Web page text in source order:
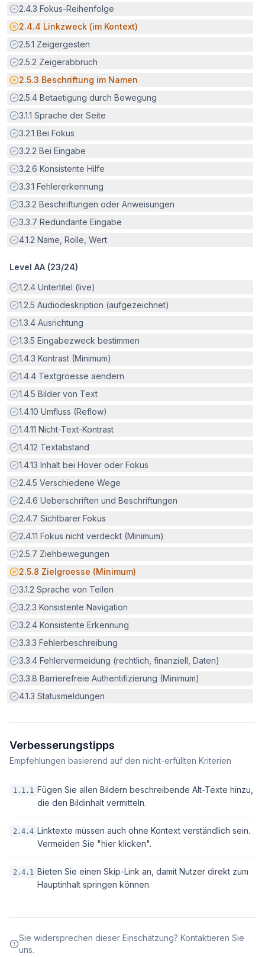
Erfüllt:
2.4.3 Fokus-Reihenfolge
Potenzielle Barriere:
2.4.4 Linkzweck (im Kontext)
Erfüllt:
2.5.1 Zeigergesten
Erfüllt:
2.5.2 Zeigerabbruch
Potenzielle Barriere:
2.5.3 Beschriftung im Namen
Erfüllt:
2.5.4 Betaetigung durch Bewegung
Erfüllt:
3.1.1 Sprache der Seite
Erfüllt:
3.2.1 Bei Fokus
Erfüllt:
3.2.2 Bei Eingabe
Erfüllt:
3.2.6 Konsistente Hilfe
Erfüllt:
3.3.1 Fehlererkennung
Erfüllt:
3.3.2 Beschriftungen oder Anweisungen
Erfüllt:
3.3.7 Redundante Eingabe
Erfüllt:
4.1.2 Name, Rolle, Wert
Level AA (23/24)
Erfüllt:
1.2.4 Untertitel (live)
Erfüllt:
1.2.5 Audiodeskription (aufgezeichnet)
Erfüllt:
1.3.4 Ausrichtung
Erfüllt:
1.3.5 Eingabezweck bestimmen
Erfüllt:
1.4.3 Kontrast (Minimum)
Erfüllt:
1.4.4 Textgroesse aendern
Erfüllt:
1.4.5 Bilder von Text
Erfüllt:
1.4.10 Umfluss (Reflow)
Erfüllt:
1.4.11 Nicht-Text-Kontrast
Erfüllt:
1.4.12 Textabstand
Erfüllt:
1.4.13 Inhalt bei Hover oder Fokus
Erfüllt:
2.4.5 Verschiedene Wege
Erfüllt:
2.4.6 Ueberschriften und Beschriftungen
Erfüllt:
2.4.7 Sichtbarer Fokus
Erfüllt:
2.4.11 Fokus nicht verdeckt (Minimum)
Erfüllt:
2.5.7 Ziehbewegungen
Potenzielle Barriere:
2.5.8 Zielgroesse (Minimum)
Erfüllt:
3.1.2 Sprache von Teilen
Erfüllt:
3.2.3 Konsistente Navigation
Erfüllt:
3.2.4 Konsistente Erkennung
Erfüllt:
3.3.3 Fehlerbeschreibung
Erfüllt:
3.3.4 Fehlervermeidung (rechtlich, finanziell, Daten)
Erfüllt:
3.3.8 Barrierefreie Authentifizierung (Minimum)
Erfüllt:
4.1.3 Statusmeldungen
Verbesserungstipps
Empfehlungen basierend auf den nicht-erfüllten Kriterien
1.1.1 Fügen Sie allen Bildern beschreibende Alt-Texte hinzu,
die den Bildinhalt vermitteln.
2.4.4 Linktexte müssen auch ohne Kontext verständlich sein.
Vermeiden Sie "hier klicken".
2.4.1 Bieten Sie einen Skip-Link an, damit Nutzer direkt zum
Hauptinhalt springen können.
Sie widersprechen dieser Einschätzung? Kontaktieren Sie
uns.